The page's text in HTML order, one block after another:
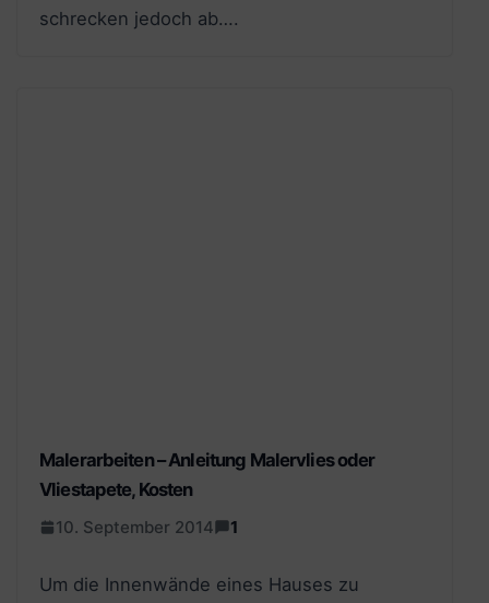
schrecken jedoch ab….
Malerarbeiten – Anleitung Malervlies oder
Vliestapete, Kosten
10. September 2014 1
Um die Innenwände eines Hauses zu